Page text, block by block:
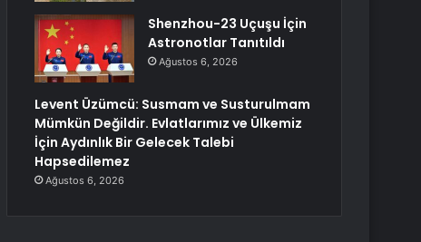
Shenzhou-23 Uçuşu İçin
Astronotlar Tanıtıldı
Ağustos 6, 2026
Levent Üzümcü: Susmam ve Susturulmam
Mümkün Değildir. Evlatlarımız ve Ülkemiz
İçin Aydınlık Bir Gelecek Talebi
Hapsedilemez
Ağustos 6, 2026